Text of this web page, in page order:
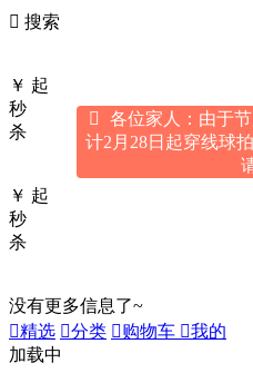
 搜索
￥ 起
秒
杀
￥ 起
秒
杀
没有更多信息了~
精选 分类 购物车 我的
加载中

各位家人：由于
计2月28日起穿线球